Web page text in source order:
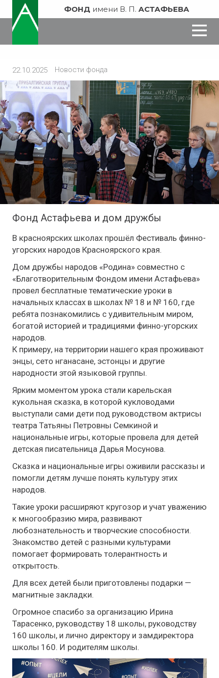
ФОНД имени В. П. АСТАФЬЕВА
22.10.2025 Новости фонда
Фонд Астафьева и дом дружбы
В красноярских школах прошёл Фестиваль финно-
угорских народов Красноярского края.
Дом дружбы народов «Родина» совместно с
«Благотворительным Фондом имени Астафьева»
провел бесплатные тематические уроки в
начальных классах в школах № 18 и № 160, где
ребята познакомились с удивительным миром,
богатой историей и традициями финно-угорских
народов.
К примеру, на территории нашего края проживают
энцы, сето нганасане, эстонцы и другие
народности этой языковой группы.
Ярким моментом урока стали карельская
кукольная сказка, в которой кукловодами
выступали сами дети под руководством актрисы
театра Татьяны Петровны Семкиной и
национальные игры, которые провела для детей
детская писательница Дарья Мосунова.
Сказка и национальные игры оживили рассказы и
помогли детям лучше понять культуру этих
народов.
Такие уроки расширяют кругозор и учат уважению
к многообразию мира, развивают
любознательность и творческие способности.
Знакомство детей с разными культурами
помогает формировать толерантность и
открытость.
Для всех детей были приготовлены подарки —
магнитные закладки.
Огромное спасибо за организацию Ирина
Тарасенко, руководству 18 школы, руководству
160 школы, и лично директору и замдиректора
школы 160. И родителям школы.